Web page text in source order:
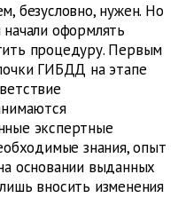
безу­словно, нужен. Но
оформлять
процедуру. Первым
ГИБДД на этапе
экспертные
знания, опыт
основании выданных
вносить изменения